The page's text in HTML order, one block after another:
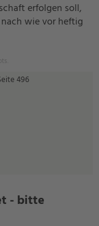
erfolgen soll,
wie vor heftig
496
- bitte